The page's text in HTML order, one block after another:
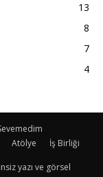
13
8
7
4
Atölye İş Birliği
yazı ve görsel